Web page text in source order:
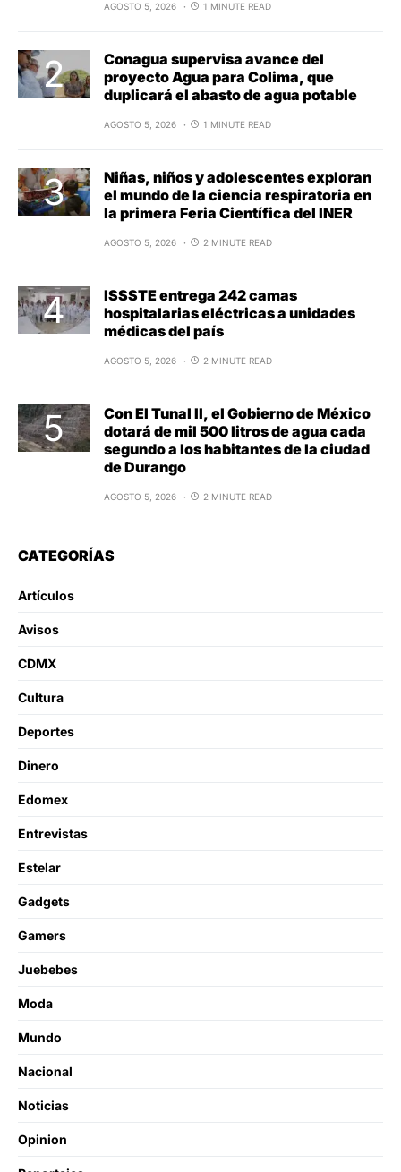
AGOSTO 5, 2026 1 MINUTE READ
Conagua supervisa avance del
proyecto Agua para Colima, que
duplicará el abasto de agua potable
AGOSTO 5, 2026 1 MINUTE READ
Niñas, niños y adolescentes exploran
el mundo de la ciencia respiratoria en
la primera Feria Científica del INER
AGOSTO 5, 2026 2 MINUTE READ
ISSSTE entrega 242 camas
hospitalarias eléctricas a unidades
médicas del país
AGOSTO 5, 2026 2 MINUTE READ
Con El Tunal II, el Gobierno de México
dotará de mil 500 litros de agua cada
segundo a los habitantes de la ciudad
de Durango
AGOSTO 5, 2026 2 MINUTE READ
CATEGORÍAS
Artículos
Avisos
CDMX
Cultura
Deportes
Dinero
Edomex
Entrevistas
Estelar
Gadgets
Gamers
Juebebes
Moda
Mundo
Nacional
Noticias
Opinion